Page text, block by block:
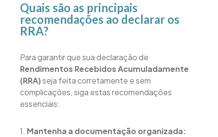
Quais são as principais
recomendações ao declarar os
RRA?
Para garantir que sua declaração de
Rendimentos Recebidos Acumuladamente
(RRA)seja feita corretamente e sem
complicações, siga estas recomendações
essenciais:
1. Mantenha a documentação organizada: